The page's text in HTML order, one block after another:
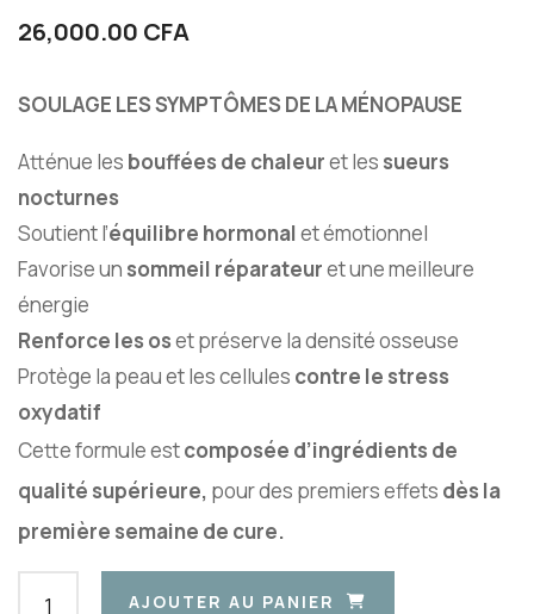
26,000.00 CFA
SOULAGE LES SYMPTÔMES DE LA MÉNOPAUSE
Atténue les bouffées de chaleuret les sueurs
nocturnes
Soutient l’équilibre hormonalet émotionnel
Favorise un sommeil réparateuret une meilleure
énergie
Renforce les oset préserve la densité osseuse
Protège la peau et les cellules contre le stress
oxydatif
Cette formule estcomposée d’ingrédients de
qualité supérieure, pour des premiers effets dès la
première semaine de cure.
AJOUTER AU PANIER